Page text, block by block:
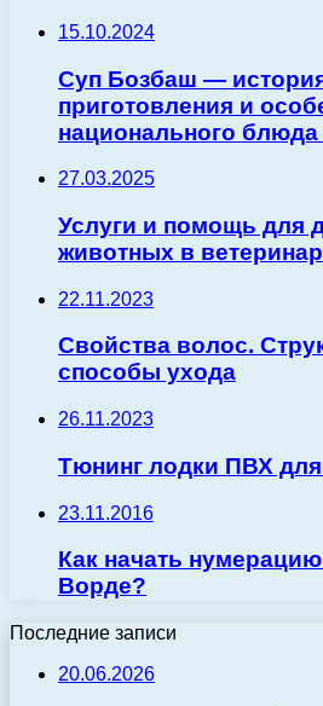
15.10.2024
Суп Бозбаш —
приготовления и
национального блюда
27.03.2025
Услуги и помощь для
животных в
22.11.2023
Свойства волос.
способы ухода
26.11.2023
Тюнинг лодки ПВХ
23.11.2016
Как начать
Ворде?
Последние записи
20.06.2026